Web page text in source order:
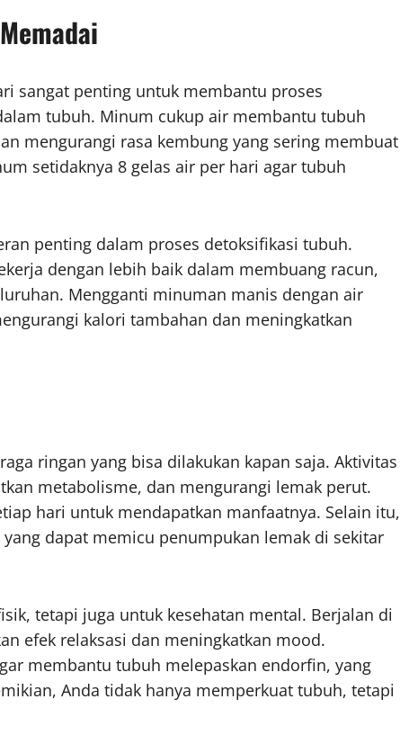
sangat penting untuk membantu proses
tubuh. Minum cukup air membantu tubuh
mengurangi rasa kembung yang sering membuat
setidaknya 8 gelas air per hari agar tubuh
penting dalam proses detoksifikasi tubuh.
dengan lebih baik dalam membuang racun,
Mengganti minuman manis dengan air
kalori tambahan dan meningkatkan
ringan yang bisa dilakukan kapan saja. Aktivitas
metabolisme, dan mengurangi lemak perut.
hari untuk mendapatkan manfaatnya. Selain itu,
dapat memicu penumpukan lemak di sekitar
tetapi juga untuk kesehatan mental. Berjalan di
efek relaksasi dan meningkatkan mood.
membantu tubuh melepaskan endorfin, yang
Anda tidak hanya memperkuat tubuh, tetapi